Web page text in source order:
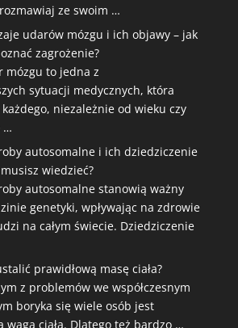
ze swoim …
udarów mózgu i ich objawy – jak
zagrożenie?
mózgu to jedna z
sytuacji medycznych, która
niezależnie od wieku czy
…
autosomalne i ich dziedziczenie
wiedzieć?
autosomalne stanowią ważny
genetyki, wpływając na zdrowie
na całym świecie. Dziedziczenie
prawidłową masę ciała?
z problemów we współczesnym
boryka się wiele osób jest
waga ciała. Dlatego też bardzo …